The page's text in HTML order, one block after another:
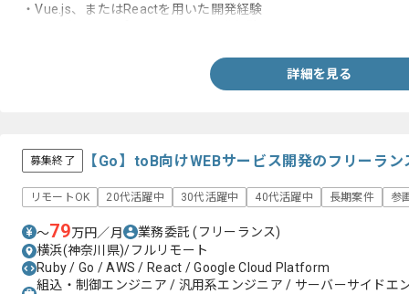
・Vue.js、またはReactを用いた開発経験
詳細を見る
募集終了 【Go】toB向けWEBサービス開発のフリーラ
リモートOK 20代活躍中 30代活躍中 40代活躍中 長期案件 参
〜79万円／月 業務委託(フリーランス)
横浜(神奈川県)/フルリモート
Ruby / Go / AWS / React / Google Cloud Platform
組込・制御エンジニア / 汎用系エンジニア / サーバーサイドエ